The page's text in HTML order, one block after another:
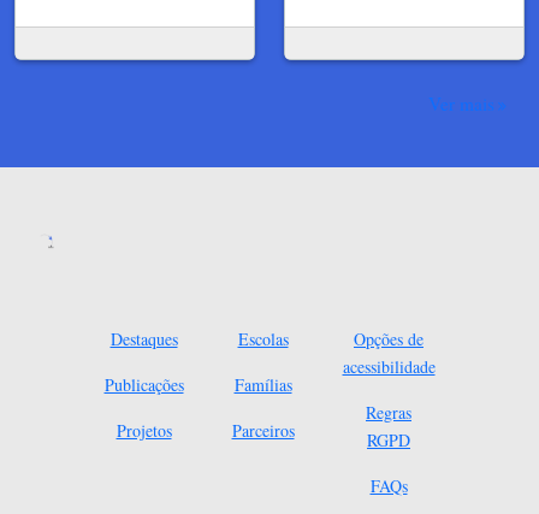
Ver mais
Destaques
Publicações
Projetos
Escolas
Famílias
Parceiros
Opções de
acessibilidade
Regras
RGPD
FAQs